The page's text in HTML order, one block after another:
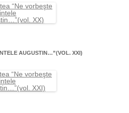
AUGUSTIN…”(VOL. XXI)